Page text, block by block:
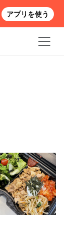
アプリを使う